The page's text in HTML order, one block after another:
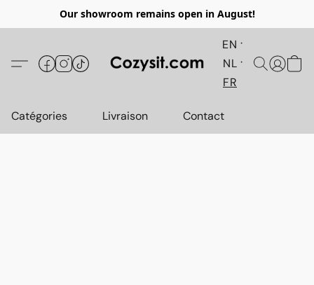
Our showroom remains open in August!
EN
NL
FR
Catégories Livraison Contact